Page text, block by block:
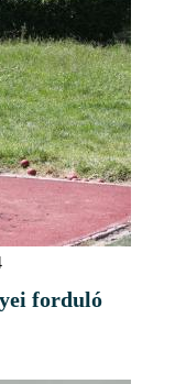
forduló